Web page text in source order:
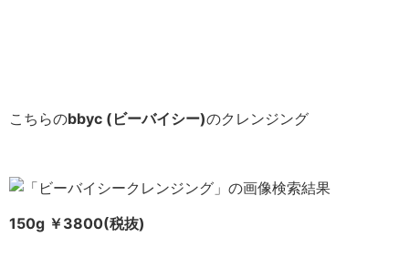
こちらのbbyc (ビーバイシー)のクレンジング
150g ￥3800(税抜)